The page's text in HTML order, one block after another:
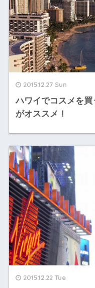
2015.12.27 Sun
ハワイでコスメを買
がオススメ！
2015.12.22 Tue